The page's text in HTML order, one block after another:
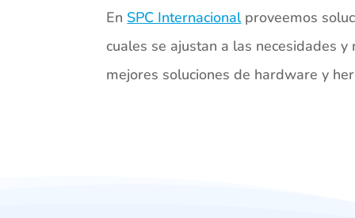
En SPC Internacionalproveemos
cuales se ajustan a las necesidades
mejores soluciones de hardware y